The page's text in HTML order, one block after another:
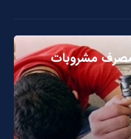
مشروبات